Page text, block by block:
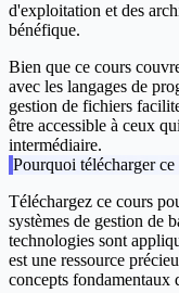
d'exploitation et des
bénéfique.
Bien que ce cours
avec les langages de
gestion de fichiers
être accessible à ceux
intermédiaire.
Pourquoi télécharger ce
Téléchargez ce cours
systèmes de gestion de
technologies sont
est une ressource
concepts